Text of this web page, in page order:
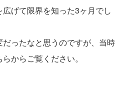
げて限界を知った3ヶ月でし
ったなと思うのですが、当時
からご覧ください。